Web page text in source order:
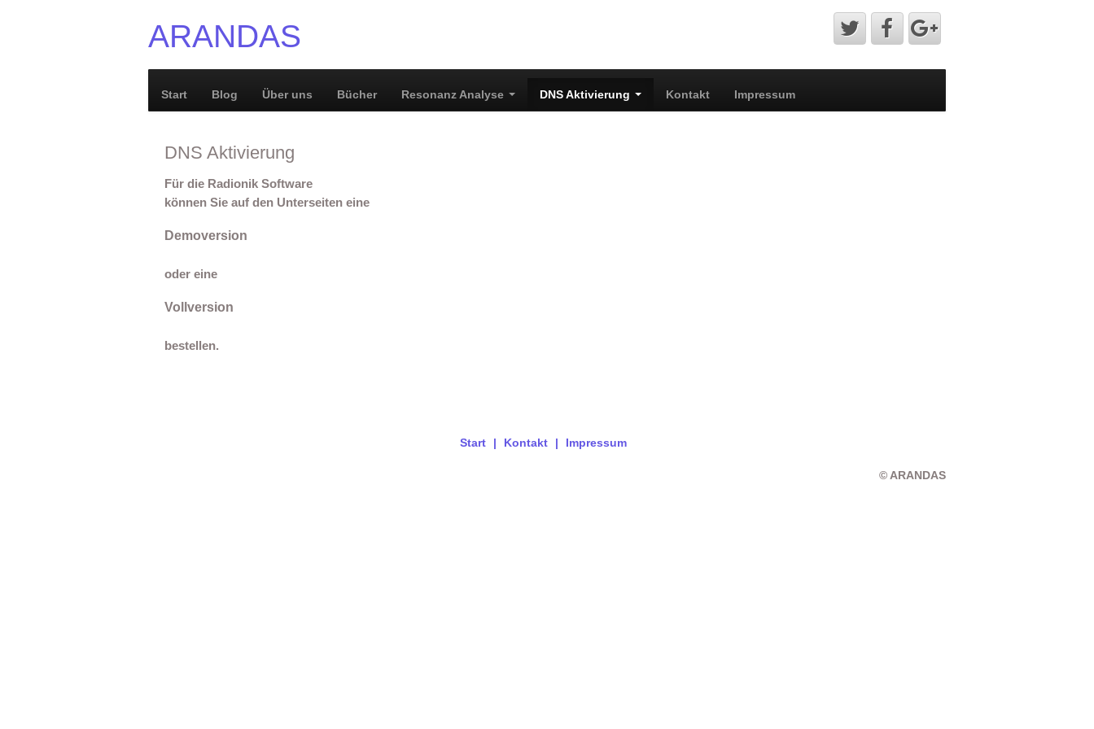
ARANDAS
Start Blog Über uns Bücher Resonanz Analyse DNS Aktivierung Kontakt Impressum
DNS Aktivierung
Für die Radionik Software
können Sie auf den Unterseiten eine
Demoversion
oder eine
Vollversion
bestellen.
Start Kontakt Impressum
© ARANDAS